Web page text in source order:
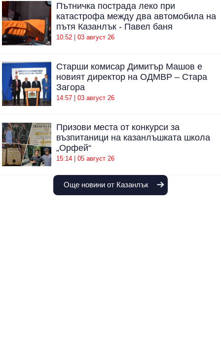
Пътничка пострада леко при
катастрофа между два автомобила на
пътя Казанлък - Павел баня
10:52 | 03 август 26
Старши комисар Димитър Машов е
новият директор на ОДМВР – Стара
Загора
14:57 | 03 август 26
Призови места от конкурси за
възпитаници на казанлъшката школа
„Орфей“
15:14 | 05 август 26
Още новини от Казанлък